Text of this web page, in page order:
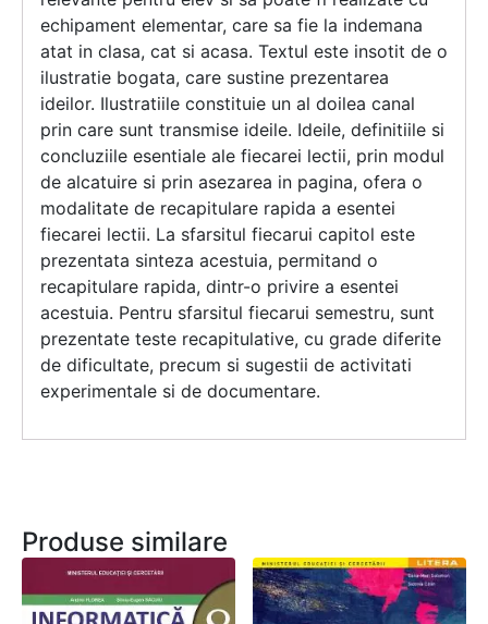
echipament elementar, care sa fie la indemana
atat in clasa, cat si acasa. Textul este insotit de o
ilustratie bogata, care sustine prezentarea
ideilor. Ilustratiile constituie un al doilea canal
prin care sunt transmise ideile. Ideile, definitiile si
concluziile esentiale ale fiecarei lectii, prin modul
de alcatuire si prin asezarea in pagina, ofera o
modalitate de recapitulare rapida a esentei
fiecarei lectii. La sfarsitul fiecarui capitol este
prezentata sinteza acestuia, permitand o
recapitulare rapida, dintr-o privire a esentei
acestuia. Pentru sfarsitul fiecarui semestru, sunt
prezentate teste recapitulative, cu grade diferite
de dificultate, precum si sugestii de activitati
experimentale si de documentare.
Produse similare